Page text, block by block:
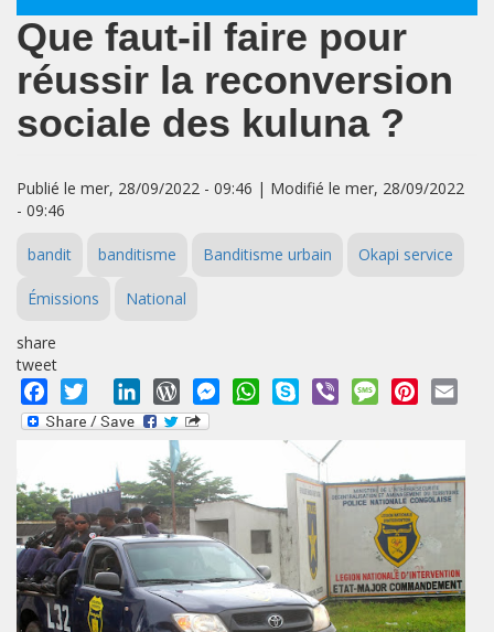
Que faut-il faire pour
réussir la reconversion
sociale des kuluna ?
Publié le mer, 28/09/2022 - 09:46 | Modifié le mer, 28/09/2022
- 09:46
bandit banditisme Banditisme urbain Okapi service
Émissions National
share
tweet
Facebook
Twitter LinkedInWordPressMessengerWhatsApp
Skype Viber MessagePinterest